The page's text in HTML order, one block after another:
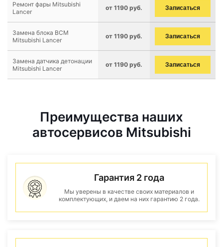
Ремонт фары Mitsubishi
Lancer
от 1190 руб. Записаться
Замена блока BCM
Mitsubishi Lancer
от 1190 руб. Записаться
Замена датчика детонации
Mitsubishi Lancer
от 1190 руб. Записаться
Преимущества наших
автосервисов Mitsubishi
Гарантия 2 года
Мы уверены в качестве своих материалов и
комплектующих, и даем на них гарантию 2 года.